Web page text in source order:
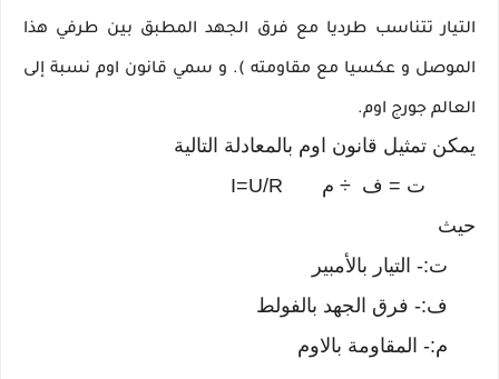
التيار تتناسب طرديا مع فرق الجهد المطبق بين طرفي هذا
الموصل و عكسيا مع مقاومته ). و سمي قانون اوم نسبة إلى
العالم جورج اوم.
يمكن تمثيل قانون اوم بالمعادلة التالية
ت = ف ÷ م I=U/R
حيث
ت:- التيار بالأمبير
ف:- فرق الجهد بالفولط
م:- المقاومة بالاوم